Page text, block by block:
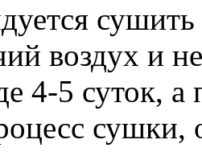
воздух и
4-5 суток,
сушки,